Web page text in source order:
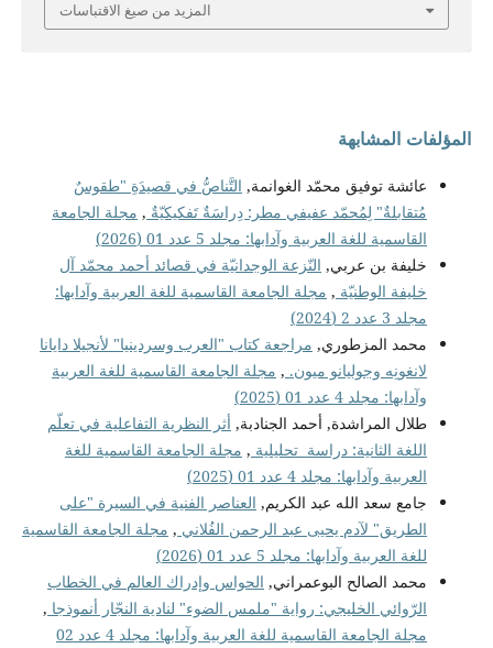
المزيد من صيغ الاقتباسات
المؤلفات المشابهة
عائشة توفيق محمّد الغوانمة, التَّناصُّ في قصيدَةِ "طقوسٌ
مُتقابلةٌ" لِمُحمّد عفيفي مطر: دِراسَةٌ تَفكيكيّةٌ , مجلة الجامعة
القاسمية للغة العربية وآدابها: مجلد 5 عدد 01 (2026)
خليفة بن عربي, النّزعة الوجدانيّة في قصائد أحمد محمّد آل
خليفة الوطنيّة , مجلة الجامعة القاسمية للغة العربية وآدابها:
مجلد 3 عدد 2 (2024)
محمد المزطوري, مراجعة كتاب "العرب وسردينيا" لأنجيلا دايانا
لانغونِه وجوليانو ميون. , مجلة الجامعة القاسمية للغة العربية
وآدابها: مجلد 4 عدد 01 (2025)
طلال المراشدة, أحمد الجنادبة, أثر النظرية التفاعلية في تعلّم
اللغة الثانية: دراسة تحليلية , مجلة الجامعة القاسمية للغة
العربية وآدابها: مجلد 4 عدد 01 (2025)
جامع سعد الله عبد الكريم, العناصر الفنية في السيرة "على
الطريق" لآدم يحيى عبد الرحمن الفُلاني , مجلة الجامعة القاسمية
للغة العربية وآدابها: مجلد 5 عدد 01 (2026)
محمد الصالح البوعمراني, الحواس وإدراك العالم في الخطاب
الرّوائي الخليجي: رواية "ملمس الضوء" لنادية النجّار أنموذجا ,
مجلة الجامعة القاسمية للغة العربية وآدابها: مجلد 4 عدد 02